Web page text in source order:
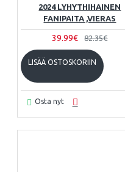
2024 LYHYTHIHAINEN
FANIPAITA ,VIERAS
39.99€ 82.35€
LISÄÄ OSTOSKORIIN
Osta nyt